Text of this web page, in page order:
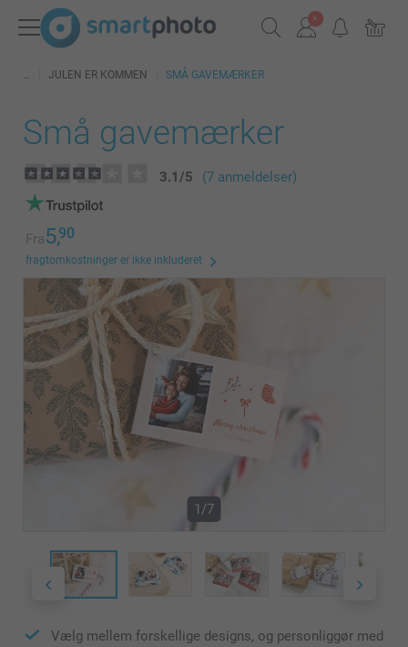
JULEN ER KOMMEN SMÅ GAVEMÆRKER
Små gavemærker
3.1/5 (7 anmeldelser)
Fra5,90
fragtomkostninger er ikke inkluderet
1/7
Vælg mellem forskellige designs, og personliggør med